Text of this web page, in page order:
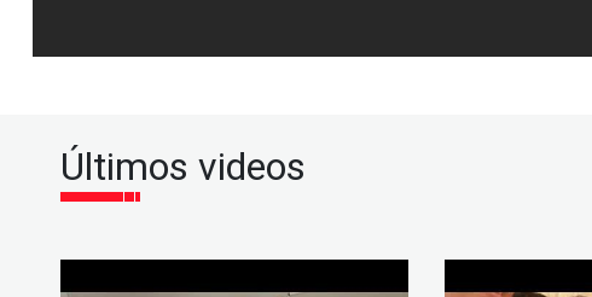
Últimos videos